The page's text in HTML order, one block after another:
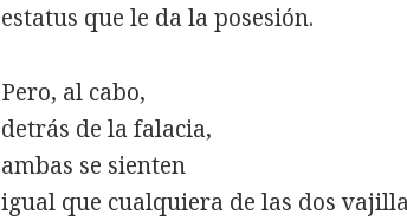
estatus que le da la posesión.
Pero, al cabo,
detrás de la falacia,
ambas se sienten
igual que cualquiera de las dos